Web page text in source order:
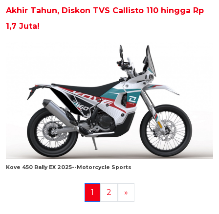
Akhir Tahun, Diskon TVS Callisto 110 hingga Rp
1,7 Juta!
Kove 450 Rally EX 2025--Motorcycle Sports
1 2 »